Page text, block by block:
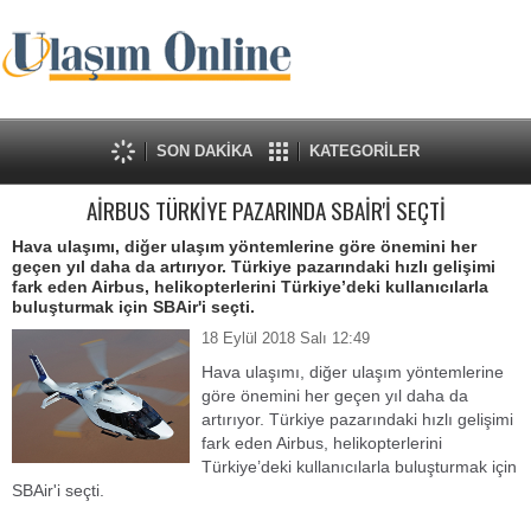
SON DAKİKA KATEGORİLER
AİRBUS TÜRKİYE PAZARINDA SBAİR'İ SEÇTİ
Hava ulaşımı, diğer ulaşım yöntemlerine göre önemini her
geçen yıl daha da artırıyor. Türkiye pazarındaki hızlı gelişimi
fark eden Airbus, helikopterlerini Türkiye’deki kullanıcılarla
buluşturmak için SBAir'i seçti.
18 Eylül 2018 Salı 12:49
Hava ulaşımı, diğer ulaşım yöntemlerine
göre önemini her geçen yıl daha da
artırıyor. Türkiye pazarındaki hızlı gelişimi
fark eden Airbus, helikopterlerini
Türkiye’deki kullanıcılarla buluşturmak için
SBAir'i seçti.